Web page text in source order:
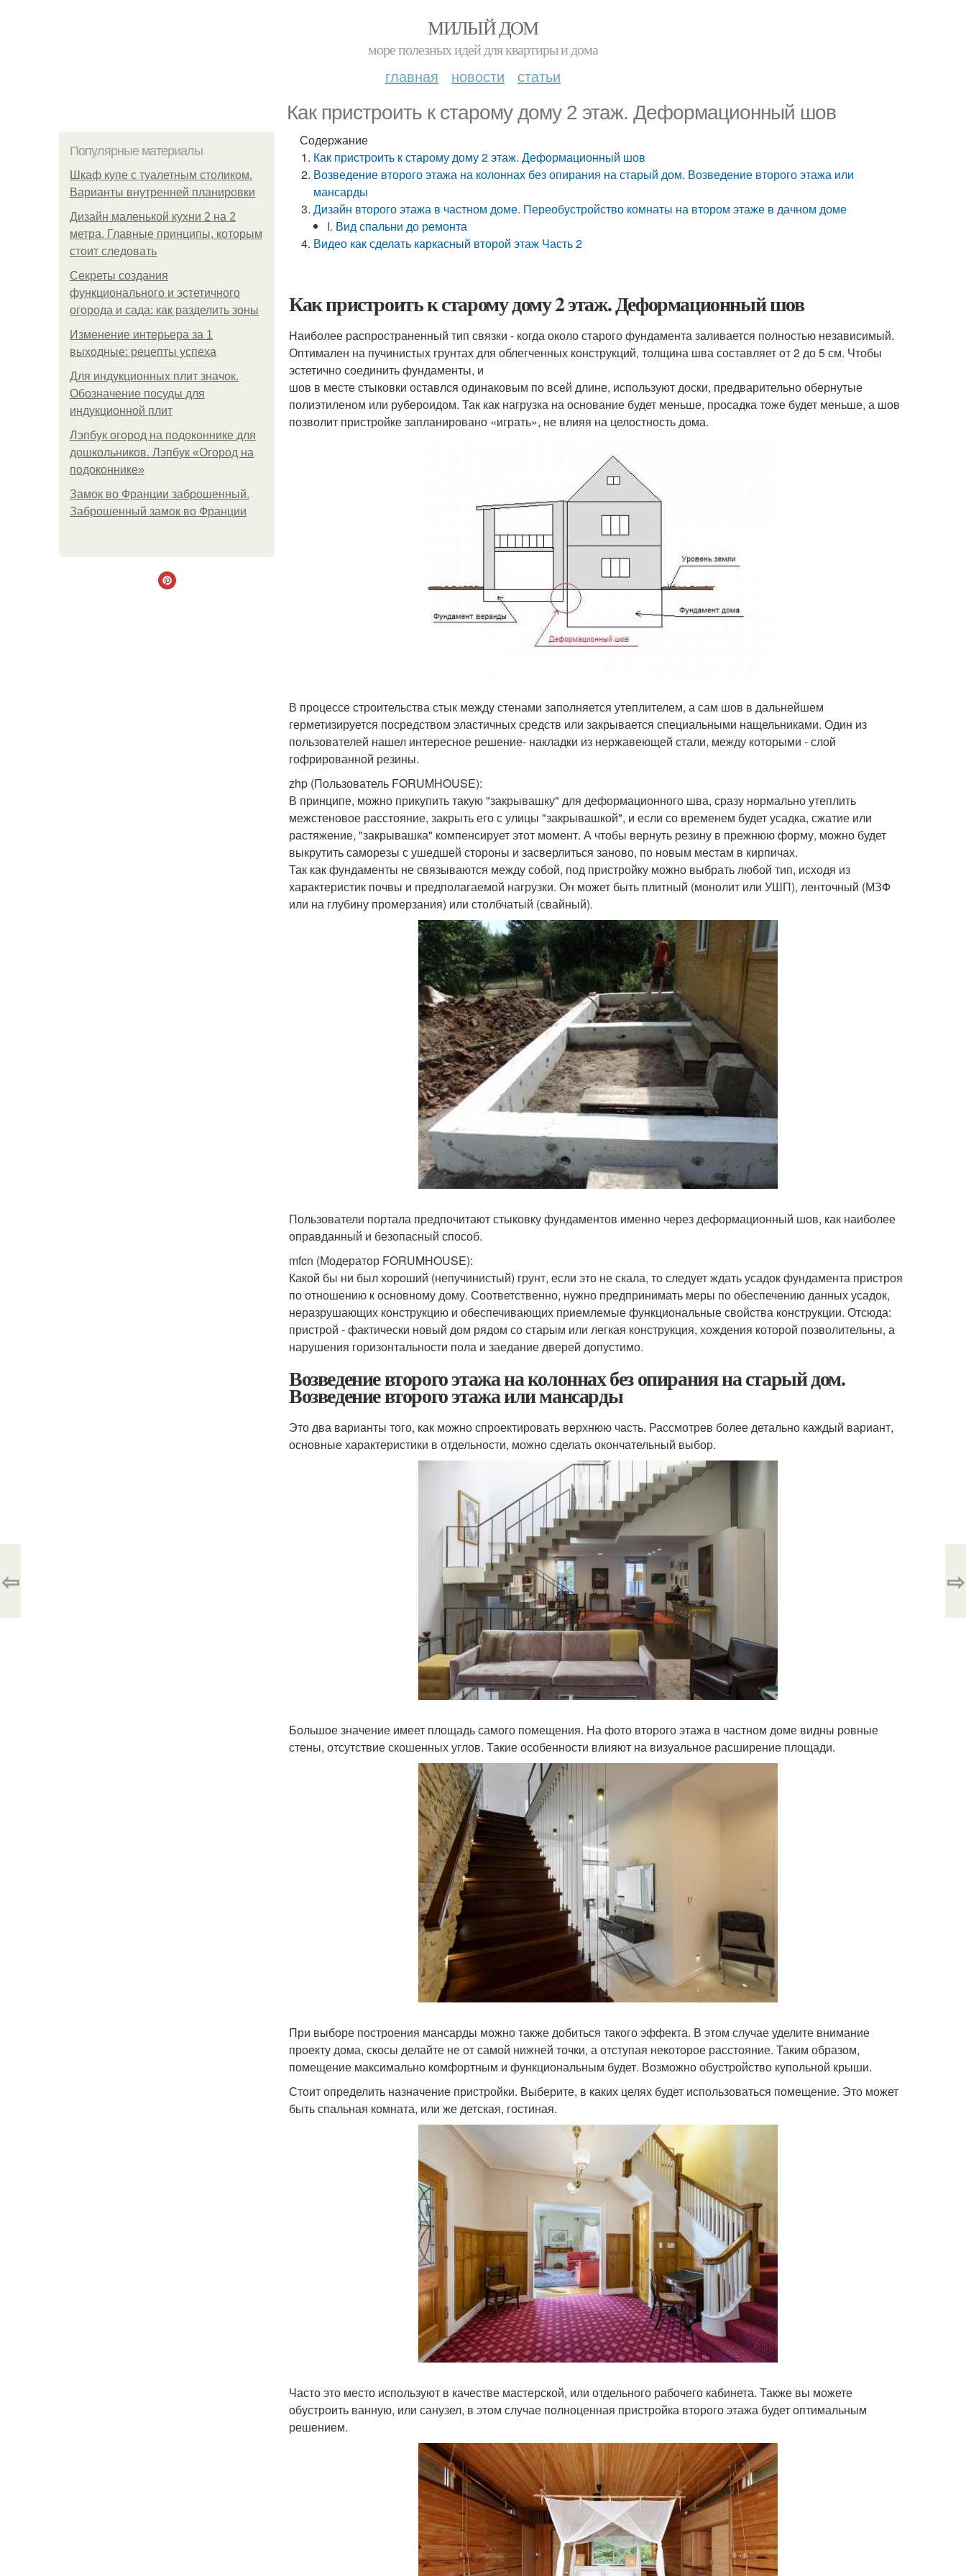
МИЛЫЙ ДОМ
море полезных идей для квартиры и дома
главная новости статьи
Как пристроить к старому дому 2 этаж. Деформационный шов
Популярные материалы
Шкаф купе с туалетным столиком.
Варианты внутренней планировки
Дизайн маленькой кухни 2 на 2
метра. Главные принципы, которым
стоит следовать
Секреты создания
функционального и эстетичного
огорода и сада: как разделить зоны
Изменение интерьера за 1
выходные: рецепты успеха
Для индукционных плит значок.
Обозначение посуды для
индукционной плит
Лэпбук огород на подоконнике для
дошкольников. Лэпбук «Огород на
подоконнике»
Замок во Франции заброшенный.
Заброшенный замок во Франции
Содержание
Как пристроить к старому дому 2 этаж. Деформационный шов
Возведение второго этажа на колоннах без опирания на старый дом. Возведение второго этажа или
мансарды
Дизайн второго этажа в частном доме. Переобустройство комнаты на втором этаже в дачном доме
I. Вид спальни до ремонта
Видео как сделать каркасный второй этаж Часть 2
Как пристроить к старому дому 2 этаж. Деформационный шов
Наиболее распространенный тип связки - когда около старого фундамента заливается полностью независимый.
Оптимален на пучинистых грунтах для облегченных конструкций, толщина шва составляет от 2 до 5 см. Чтобы
эстетично соединить фундаменты, и
шов в месте стыковки оставлся одинаковым по всей длине, используют доски, предварительно обернутые
полиэтиленом или рубероидом. Так как нагрузка на основание будет меньше, просадка тоже будет меньше, а шов
позволит пристройке запланировано «играть», не влияя на целостность дома.
В процессе строительства стык между стенами заполняется утеплителем, а сам шов в дальнейшем
герметизируется посредством эластичных средств или закрывается специальными нащельниками. Один из
пользователей нашел интересное решение- накладки из нержавеющей стали, между которыми - слой
гофрированной резины.
zhp (Пользователь FORUMHOUSE):
В принципе, можно прикупить такую "закрывашку" для деформационного шва, сразу нормально утеплить
межстеновое расстояние, закрыть его с улицы "закрывашкой", и если со временем будет усадка, сжатие или
растяжение, "закрывашка" компенсирует этот момент. А чтобы вернуть резину в прежнюю форму, можно будет
выкрутить саморезы с ушедшей стороны и засверлиться заново, по новым местам в кирпичах.
Так как фундаменты не связываются между собой, под пристройку можно выбрать любой тип, исходя из
характеристик почвы и предполагаемой нагрузки. Он может быть плитный (монолит или УШП), ленточный (МЗФ
или на глубину промерзания) или столбчатый (свайный).
Пользователи портала предпочитают стыковку фундаментов именно через деформационный шов, как наиболее
оправданный и безопасный способ.
mfcn (Модератор FORUMHOUSE):
Какой бы ни был хороший (непучинистый) грунт, если это не скала, то следует ждать усадок фундамента пристроя
по отношению к основному дому. Соответственно, нужно предпринимать меры по обеспечению данных усадок,
неразрушающих конструкцию и обеспечивающих приемлемые функциональные свойства конструкции. Отсюда:
пристрой - фактически новый дом рядом со старым или легкая конструкция, хождения которой позволительны, а
нарушения горизонтальности пола и заедание дверей допустимо.
Возведение второго этажа на колоннах без опирания на старый дом.
Возведение второго этажа или мансарды
Это два варианты того, как можно спроектировать верхнюю часть. Рассмотрев более детально каждый вариант,
основные характеристики в отдельности, можно сделать окончательный выбор.
Большое значение имеет площадь самого помещения. На фото второго этажа в частном доме видны ровные
стены, отсутствие скошенных углов. Такие особенности влияют на визуальное расширение площади.
При выборе построения мансарды можно также добиться такого эффекта. В этом случае уделите внимание
проекту дома, скосы делайте не от самой нижней точки, а отступая некоторое расстояние. Таким образом,
помещение максимально комфортным и функциональным будет. Возможно обустройство купольной крыши.
Стоит определить назначение пристройки. Выберите, в каких целях будет использоваться помещение. Это может
быть спальная комната, или же детская, гостиная.
Часто это место используют в качестве мастерской, или отдельного рабочего кабинета. Также вы можете
обустроить ванную, или санузел, в этом случае полноценная пристройка второго этажа будет оптимальным
решением.
⇦ ⇨